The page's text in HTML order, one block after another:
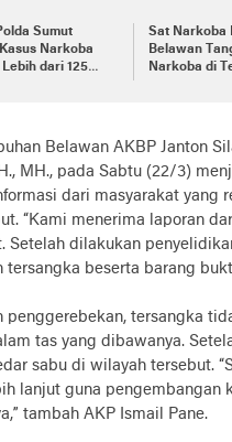
Sumut
Narkoba
dari 125
Sat Narkoba
Belawan
Narkoba di
Belawan AKBP Janton
MH., pada Sabtu (22/3)
dari masyarakat yang
“Kami menerima laporan
Setelah dilakukan
tersangka beserta barang
penggerebekan, tersangka
tas yang dibawanya.
sabu di wilayah tersebut.
lanjut guna pengembangan
tambah AKP Ismail Pane.